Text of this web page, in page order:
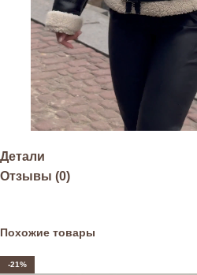
Детали
Отзывы (0)
Похожие товары
-21%